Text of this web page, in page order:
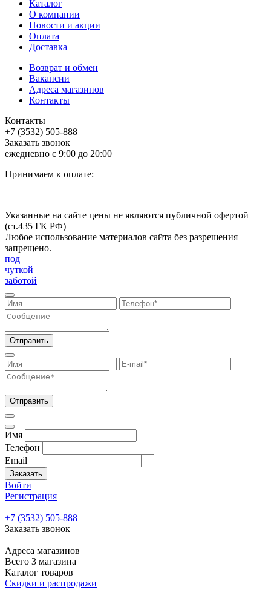
Каталог
О компании
Новости и акции
Оплата
Доставка
Возврат и обмен
Вакансии
Адреса магазинов
Контакты
Контакты
+7 (3532) 505-888
Заказать звонок
ежедневно с 9:00 до 20:00
Принимаем к оплате:
Указанные на сайте цены не являются публичной офертой
(ст.435 ГК РФ)
Любое использование материалов сайта без разрешения
запрещено.
под
чуткой
заботой
Отправить
Отправить
Имя
Телефон
Email
Заказать
Войти
Регистрация
+7 (3532) 505-888
Заказать звонок
Адреса магазинов
Всего 3 магазина
Каталог товаров
Скидки и распродажи